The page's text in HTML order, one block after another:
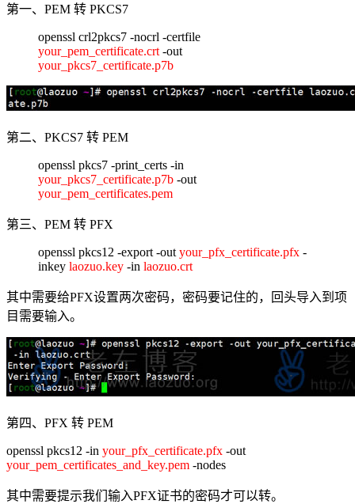
第一、PEM 转 PKCS7
openssl crl2pkcs7 -nocrl -certfile
your_pem_certificate.crt -out
your_pkcs7_certificate.p7b
第二、PKCS7 转 PEM
openssl pkcs7 -print_certs -in
your_pkcs7_certificate.p7b -out
your_pem_certificates.pem
第三、PEM 转 PFX
openssl pkcs12 -export -out your_pfx_certificate.pfx -
inkey laozuo.key -in laozuo.crt
其中需要给PFX设置两次密码，密码要记住的，回头导入到项
目需要输入。
第四、PFX 转 PEM
openssl pkcs12 -in your_pfx_certificate.pfx -out
your_pem_certificates_and_key.pem -nodes
其中需要提示我们输入PFX证书的密码才可以转。